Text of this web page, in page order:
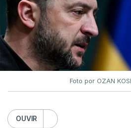
Foto por OZAN
OUVIR